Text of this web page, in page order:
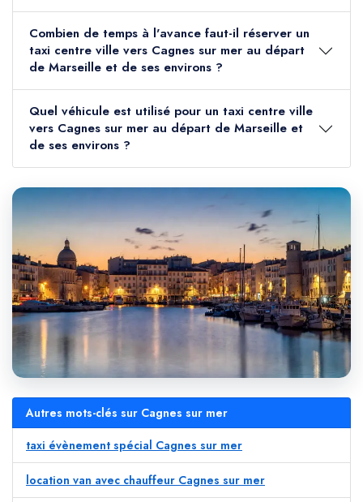
Combien de temps à l'avance faut-il réserver un
taxi centre ville vers Cagnes sur mer au départ
de Marseille et de ses environs ?
Quel véhicule est utilisé pour un taxi centre ville
vers Cagnes sur mer au départ de Marseille et
de ses environs ?
Autres mots-clés sur Cagnes sur mer
taxi évènement spécial Cagnes sur mer
location van avec chauffeur Cagnes sur mer